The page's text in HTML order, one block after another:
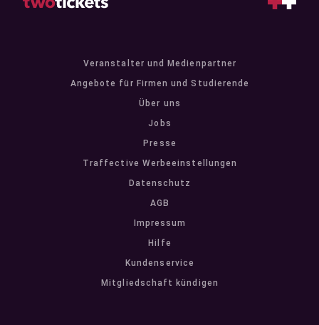
Veranstalter und Medienpartner
Angebote für Firmen und Studierende
Über uns
Jobs
Presse
Traffective Werbeeinstellungen
Datenschutz
AGB
Impressum
Hilfe
Kundenservice
Mitgliedschaft kündigen